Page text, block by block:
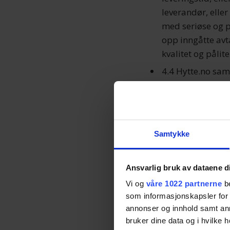
Samtykke
Ansvarlig bruk av dataene
Vi og våre 1022 partnerne
som informasjonskapsler
annonser og innhold samt
bruker dine data og i hvilke
leverandør,
med seriøse og
opp inngåtte
kvalitet og
4.4 Hytte.no
garantere at
Hytte.no ikke
påvirker
mangler eller